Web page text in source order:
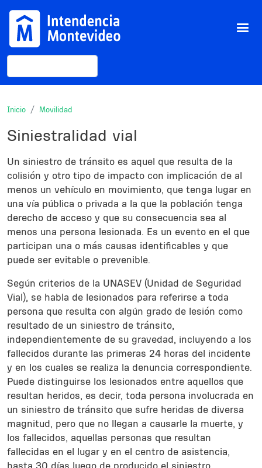
Buscar
Inicio Movilidad
Siniestralidad vial
Description
Un siniestro de tránsito es aquel que resulta de la
colisión y otro tipo de impacto con implicación de al
menos un vehículo en movimiento, que tenga lugar en
una vía pública o privada a la que la población tenga
derecho de acceso y que su consecuencia sea al
menos una persona lesionada. Es un evento en el que
participan una o más causas identificables y que
puede ser evitable o prevenible.
Según criterios de la UNASEV (Unidad de Seguridad
Vial), se habla de lesionados para referirse a toda
persona que resulta con algún grado de lesión como
resultado de un siniestro de tránsito,
independientemente de su gravedad, incluyendo a los
fallecidos durante las primeras 24 horas del incidente
y en los cuales se realiza la denuncia correspondiente.
Puede distinguirse los lesionados entre aquellos que
resultan heridos, es decir, toda persona involucrada en
un siniestro de tránsito que sufre heridas de diversa
magnitud, pero que no llegan a causarle la muerte, y
los fallecidos, aquellas personas que resultan
fallecidas en el lugar y en el centro de asistencia,
hasta 30 días luego de producido el siniestro.